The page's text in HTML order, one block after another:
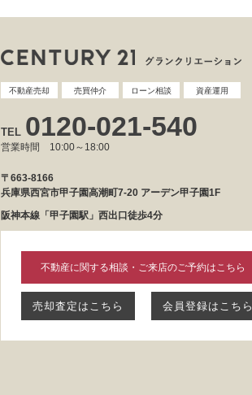
不動産売却 売買仲介 ローン相談 資産運用
TEL 0120-021-540
営業時間 10:00～18:00
〒663-8166
兵庫県西宮市甲子園高潮町7-20 アーデン甲子園1F
阪神本線「甲子園駅」西出口徒歩4分
不動産に関する相談・ご来店のご予約はこちら
売却査定はこちら 会員登録はこちら